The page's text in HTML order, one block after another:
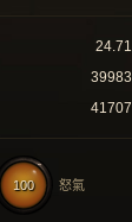
24.71
39983
41707
100 怒氣